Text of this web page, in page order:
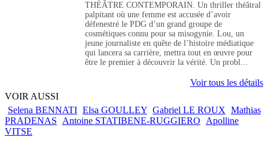
THÉÂTRE CONTEMPORAIN. Un thriller théâtral
palpitant où une femme est accusée d’avoir
défenestré le PDG d’un grand groupe de
cosmétiques connu pour sa misogynie. Lou, un
jeune journaliste en quête de l’histoire médiatique
qui lancera sa carrière, mettra tout en œuvre pour
être le premier à découvrir la vérité. Un probl...
Voir tous les détails
VOIR AUSSI
Selena BENNATI Elsa GOULLEY Gabriel LE ROUX Mathias
PRADENAS
Antoine STATIBENE-RUGGIERO
Apolline
VITSE